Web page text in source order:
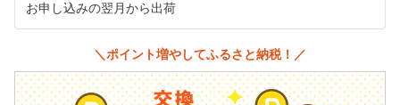
お申し込みの翌月から出荷
＼ポイント増やしてふるさと納税！／